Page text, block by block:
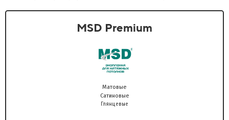
MSD Premium
Матовые
Сатиновые
Глянцевые